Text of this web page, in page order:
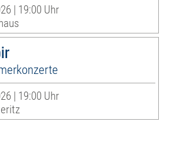
| 19:00 Uhr
| 19:00 Uhr